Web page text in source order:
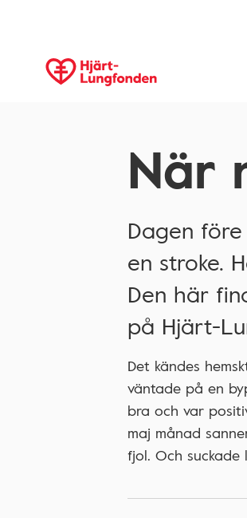
När
Dagen
en stroke.
Den här
på Hjärt-
Det kändes
väntade på en
bra och var
maj månad
fjol. Och